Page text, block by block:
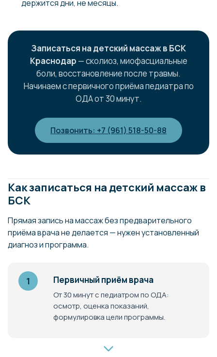
держится дни, не месяцы.
Записаться на детский массаж в БСК
Краснодар — сколиоз, миофасциальные
боли, восстановление после травмы.
Начинаем с первичного приёма педиатра по
ОДА от 30 минут.
Позвонить: +7 (961) 518-50-88
Как записаться на детский массаж в
БСК
Прямая запись на массаж без предварительного
приёма врача не делается — нужен установленный
диагноз и программа.
1 Первичный приём врача
От 30 минут с педиатром по ОДА:
осмотр, оценка показаний,
формулировка цели программы.